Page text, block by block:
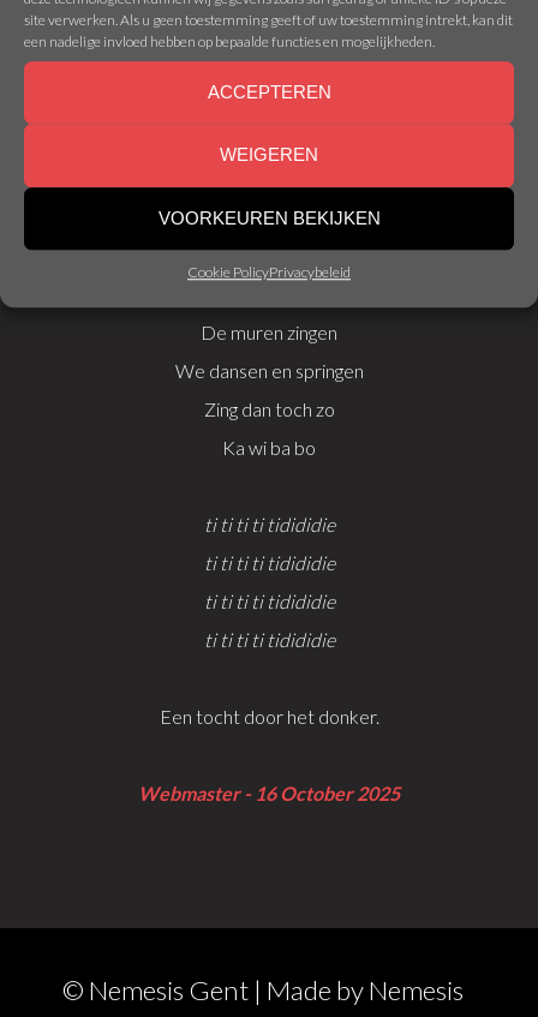
site verwerken. Als u geen toestemming geeft of uw toestemming intrekt, kan dit
een nadelige invloed hebben op bepaalde functies en mogelijkheden.
ACCEPTEREN
WEIGEREN
VOORKEUREN BEKIJKEN
Cookie PolicyPrivacybeleid
Kom zing met ons mee
1234
ti ti ti ti tidididie
ti ti ti ti tidididie
De muren zingen
We dansen en springen
Zing dan toch zo
Ka wi ba bo
ti ti ti ti tidididie
ti ti ti ti tidididie
ti ti ti ti tidididie
ti ti ti ti tidididie
Een tocht door het donker.
Webmaster - 16 October 2025
© Nemesis Gent | Made byNemesis